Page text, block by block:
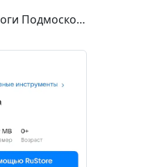
Железные дороги Подмосковья